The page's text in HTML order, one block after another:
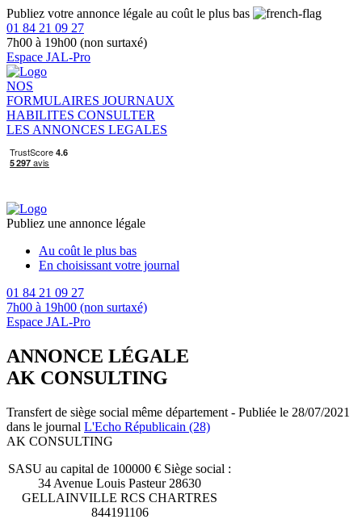
Publiez votre annonce légale au coût le plus bas
01 84 21 09 27
7h00 à 19h00 (non surtaxé)
Espace JAL-Pro
NOS
FORMULAIRES JOURNAUX
HABILITES CONSULTER
LES ANNONCES LEGALES
Publiez une annonce légale
Au coût le plus bas
En choisissant votre journal
01 84 21 09 27
7h00 à 19h00 (non surtaxé)
Espace JAL-Pro
ANNONCE LÉGALE
AK CONSULTING
Transfert de siège social même département - Publiée le 28/07/2021
dans le journal L'Echo Républicain (28)
AK CONSULTING
SASU au capital de 100000 € Siège social :
34 Avenue Louis Pasteur 28630
GELLAINVILLE RCS CHARTRES
844191106